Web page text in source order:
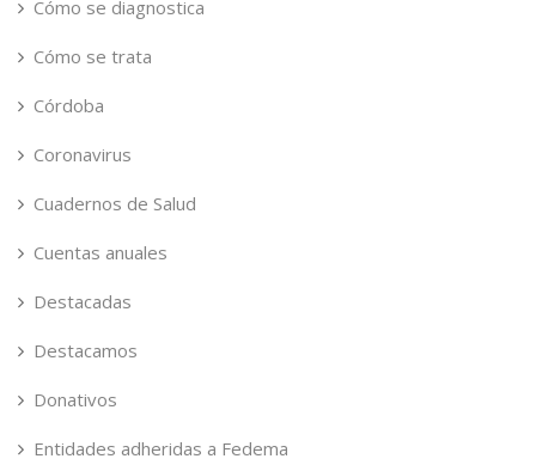
Cómo se diagnostica
Cómo se trata
Córdoba
Coronavirus
Cuadernos de Salud
Cuentas anuales
Destacadas
Destacamos
Donativos
Entidades adheridas a Fedema